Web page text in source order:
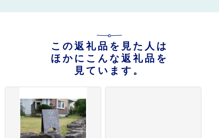
この返礼品を見た人は
ほかにこんな返礼品を
見ています。